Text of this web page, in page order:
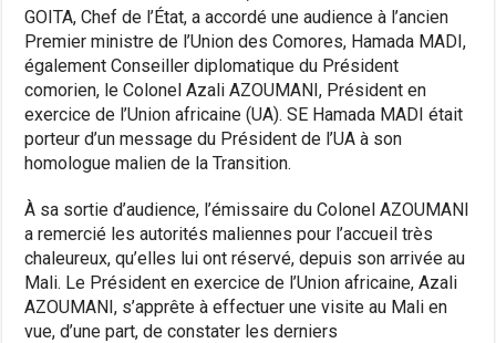
GOITA, Chef de l’État, a accordé une audience à l’ancien
Premier ministre de l’Union des Comores, Hamada MADI,
également Conseiller diplomatique du Président
comorien, le Colonel Azali AZOUMANI, Président en
exercice de l’Union africaine (UA). SE Hamada MADI était
porteur d’un message du Président de l’UA à son
homologue malien de la Transition.
À sa sortie d’audience, l’émissaire du Colonel AZOUMANI
a remercié les autorités maliennes pour l’accueil très
chaleureux, qu’elles lui ont réservé, depuis son arrivée au
Mali. Le Président en exercice de l’Union africaine, Azali
AZOUMANI, s’apprête à effectuer une visite au Mali en
vue, d’une part, de constater les derniers